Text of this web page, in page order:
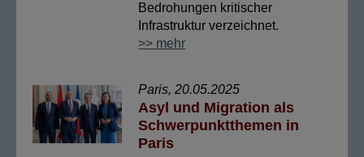
Bedrohungen kritischer
Infrastruktur verzeichnet.
>> mehr
Paris, 20.05.2025
Asyl und Migration als
Schwerpunktthemen in
Paris